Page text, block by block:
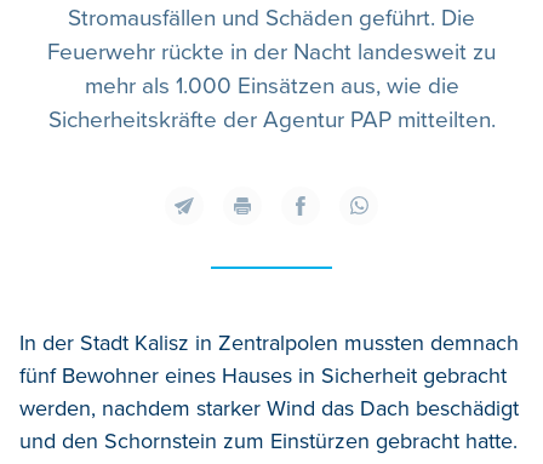
Stromausfällen und Schäden geführt. Die
Feuerwehr rückte in der Nacht landesweit zu
mehr als 1.000 Einsätzen aus, wie die
Sicherheitskräfte der Agentur PAP mitteilten.
In der Stadt Kalisz in Zentralpolen mussten demnach
fünf Bewohner eines Hauses in Sicherheit gebracht
werden, nachdem starker Wind das Dach beschädigt
und den Schornstein zum Einstürzen gebracht hatte.